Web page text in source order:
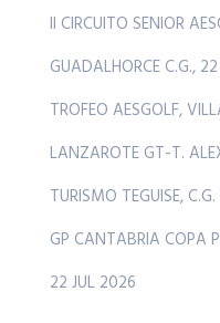
II CIRCUITO SENIOR
GUADALHORCE C.G.,
TROFEO AESGOLF,
LANZAROTE GT-T.
TURISMO TEGUISE,
GP CANTABRIA COPA
22 JUL 2026